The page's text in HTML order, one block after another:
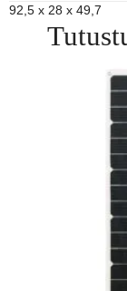
92,5 x 28 x 49,7